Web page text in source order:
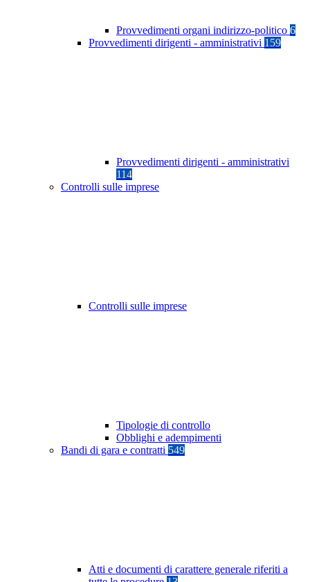
Provvedimenti organi indirizzo-politico 6
Provvedimenti dirigenti - amministrativi 159
Provvedimenti dirigenti - amministrativi
114
Controlli sulle imprese
Controlli sulle imprese
Tipologie di controllo
Obblighi e adempimenti
Bandi di gara e contratti 549
Atti e documenti di carattere generale riferiti a